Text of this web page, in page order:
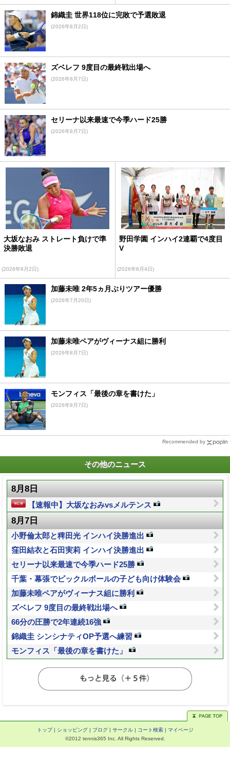
錦織圭 世界118位に完敗で予選敗退
(2026年8月2日)
ズベレフ 9度目の最終戦出場へ
(2026年8月7日)
セリーナ以来最速で今季ハード25勝
(2026年8月7日)
大坂なおみ ストレート負けで準
決勝敗退
(2026年8月2日)
野田学園 インハイ2連覇で4度目
V
(2026年8月4日)
加藤未唯 2年5ヵ月ぶりツアー優勝
(2026年7月20日)
加藤未唯ペアがヴィーナス組に勝利
(2026年8月7日)
モンフィス「最後の章を書けた」
(2026年8月7日)
Recommended by
その他のニュース
8月8日
【速報中】大坂なおみvsメルテンス
8月7日
小野倫太郎と稗田光 インハイ決勝進出
窪田結衣と石田実莉 インハイ決勝進出
セリーナ以来最速で今季ハード25勝
千葉・幕張でピックルボールの子ども向け体験会
加藤未唯ペアがヴィーナス組に勝利
ズベレフ 9度目の最終戦出場へ
66分の圧勝で2年連続16強
錦織圭 シンシナティOP予選へ練習
モンフィス「最後の章を書けた」
トップ| ショッピング| ブログ| サークル| コート検索| マイページ
©2012 tennis365 Inc. All Rights Reserved.